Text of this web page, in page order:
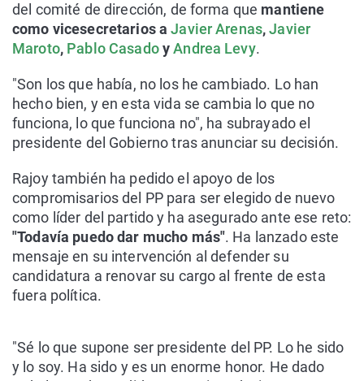
del comité de dirección, de forma que mantiene
como vicesecretarios aJavier Arenas,Javier
Maroto, Pablo CasadoyAndrea Levy.
"Son los que había, no los he cambiado. Lo han
hecho bien, y en esta vida se cambia lo que no
funciona, lo que funciona no", ha subrayado el
presidente del Gobierno tras anunciar su decisión.
Rajoy también ha pedido el apoyo de los
compromisarios del PP para ser elegido de nuevo
como líder del partido y ha asegurado ante ese reto:
"Todavía puedo dar mucho más". Ha lanzado este
mensaje en su intervención al defender su
candidatura a renovar su cargo al frente de esta
fuera política.
"Sé lo que supone ser presidente del PP. Lo he sido
y lo soy. Ha sido y es un enorme honor. He dado